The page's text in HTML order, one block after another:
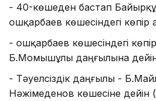
- 40-көшеден бастап
Қошқарбаев көшесіндегі
- Қошқарбаев көшесіндегі
Б.Момышұлы даңғылына
- Тәуелсіздік даңғылы -
Нәжімеденов көшесіне дейін